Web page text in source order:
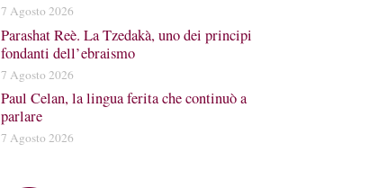
7 Agosto 2026
Parashat Reè. La Tzedakà, uno dei principi
fondanti dell’ebraismo
7 Agosto 2026
Paul Celan, la lingua ferita che continuò a
parlare
7 Agosto 2026